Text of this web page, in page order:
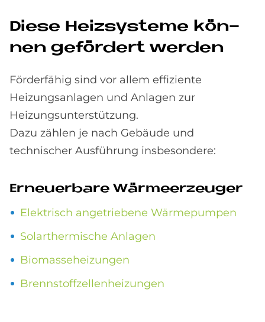
Die­se Heiz­sy­ste­me kön­
nen ge­för­dert wer­den
Förderfähig sind vor allem effiziente
Heizungsanlagen und Anlagen zur
Heizungsunterstützung.
Dazu zählen je nach Gebäude und
technischer Ausführung insbesondere:
Er­neu­er­ba­re Wär­me­er­zeu­ger
Elektrisch angetriebene Wärmepumpen
Solarthermische Anlagen
Biomasseheizungen
Brennstoffzellenheizungen